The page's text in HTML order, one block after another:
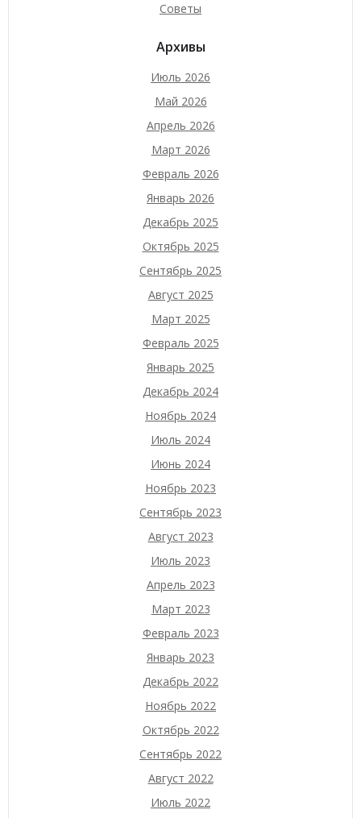
Советы
Архивы
Июль 2026
Май 2026
Апрель 2026
Март 2026
Февраль 2026
Январь 2026
Декабрь 2025
Октябрь 2025
Сентябрь 2025
Август 2025
Март 2025
Февраль 2025
Январь 2025
Декабрь 2024
Ноябрь 2024
Июль 2024
Июнь 2024
Ноябрь 2023
Сентябрь 2023
Август 2023
Июль 2023
Апрель 2023
Март 2023
Февраль 2023
Январь 2023
Декабрь 2022
Ноябрь 2022
Октябрь 2022
Сентябрь 2022
Август 2022
Июль 2022